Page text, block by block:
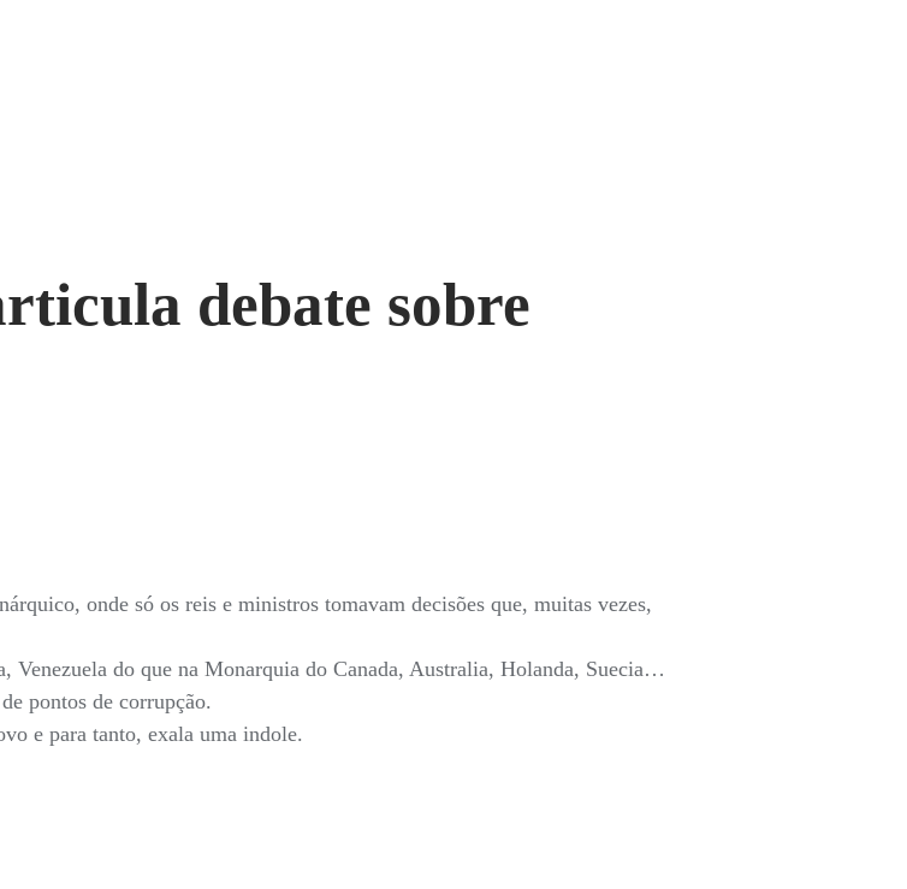
debate sobre
onde só os reis e ministros tomavam decisões que, muitas vezes,
do que na Monarquia do Canada, Australia, Holanda, Suecia…
pontos de corrupção.
e para tanto, exala uma indole.